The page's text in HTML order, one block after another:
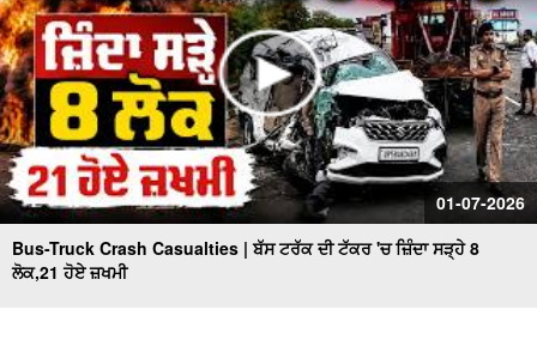
01-07-2026
Bus-Truck Crash Casualties | ਬੱਸ ਟਰੱਕ ਦੀ ਟੱਕਰ 'ਚ ਜ਼ਿੰਦਾ ਸੜ੍ਹੇ 8
ਲੋਕ,21 ਹੋਏ ਜ਼ਖਮੀ